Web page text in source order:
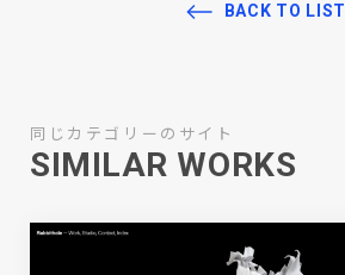
BACK TO LIST
同じカテゴリーのサイト
SIMILAR WORKS